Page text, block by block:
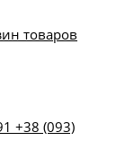
товаров
+38 (093)